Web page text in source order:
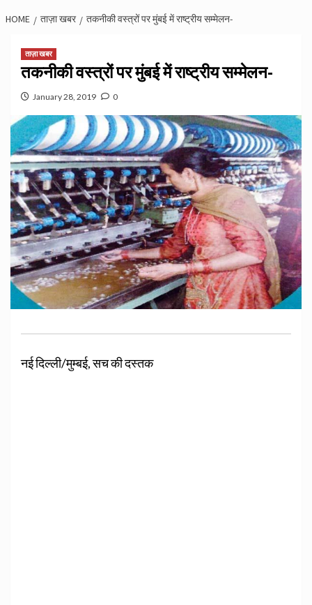
HOME ताज़ा खबर तकनीकी वस्त्रों पर मुंबई में राष्ट्रीय सम्मेलन-
ताज़ा खबर
तकनीकी वस्त्रों पर मुंबई में राष्ट्रीय सम्मेलन-
January 28, 2019 0
नई दिल्ली/मुम्बई, सच की दस्तक